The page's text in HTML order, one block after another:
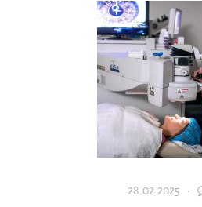
28.02.2025 ·